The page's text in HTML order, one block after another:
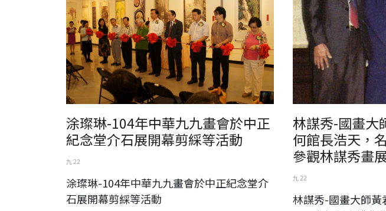
涂璨琳-104年中華九九畫會於中正
紀念堂介石展開幕剪綵等活動
九 22
涂璨琳-104年中華九九畫會於中正紀念堂介
石展開幕剪綵等活動
林謀秀-國畫大
何館長浩天，
參觀林謀秀畫
九 22
林謀秀-國畫大師